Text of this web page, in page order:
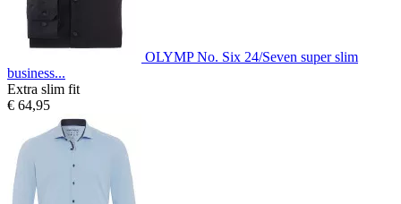
OLYMP No. Six 24/Seven super slim
business...
Extra slim fit
€ 64,95